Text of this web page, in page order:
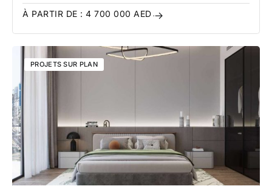
À PARTIR DE : 4 700 000 AED
PROJETS SUR PLAN